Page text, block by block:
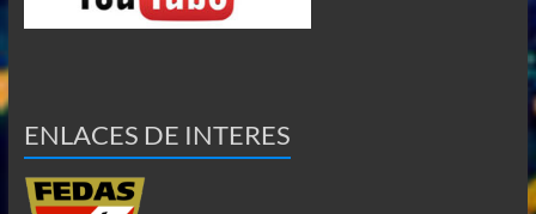
ENLACES DE INTERES